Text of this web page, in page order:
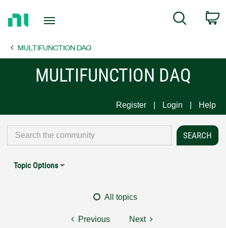
Page
Search
MULTIFUNCTION DAQ
MULTIFUNCTION DAQ
Register Login Help
Topic Options
All topics
Previous Next